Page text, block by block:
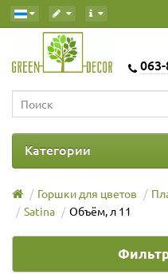
Категории
Горшки для цветов
Satina
Объём, л 11